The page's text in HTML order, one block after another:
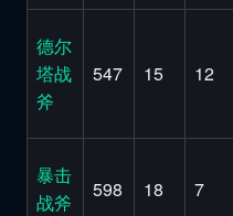
德尔
塔战
斧
547 15 12
暴击
战斧
598 18 7